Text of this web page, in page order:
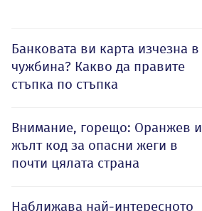
Банковата ви карта изчезна в
чужбина? Какво да правите
стъпка по стъпка
Внимание, горещо: Оранжев и
жълт код за опасни жеги в
почти цялата страна
Наближава най-интересното